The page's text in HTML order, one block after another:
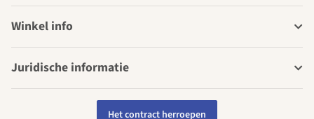
Winkel info
Juridische informatie
Het contract herroepen